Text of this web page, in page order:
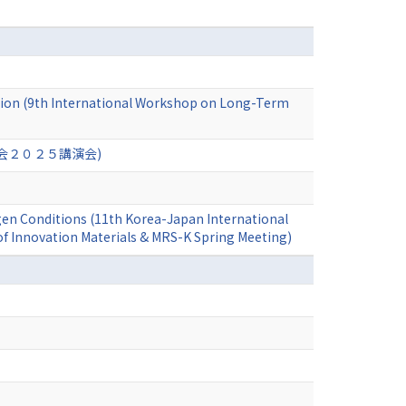
(9th International Workshop on Long-Term
２０２５講演会)
Conditions (11th Korea-Japan International
Materials & MRS-K Spring Meeting)